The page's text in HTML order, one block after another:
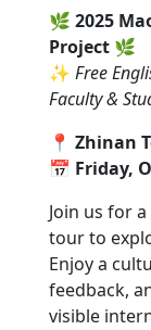
🌿 2025
Project 🌿
✨ Free
Faculty &
📍 Zhinan
📅 Friday,
Join us for
tour to
Enjoy a
feedback,
visible